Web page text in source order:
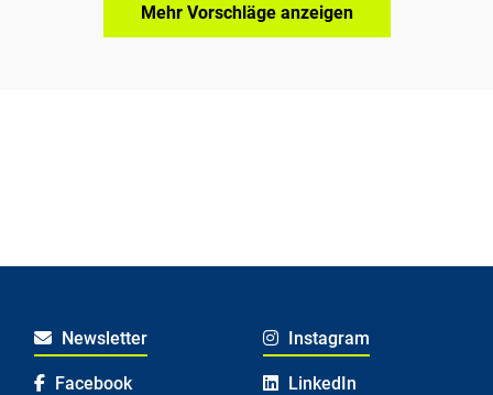
Mehr Vorschläge anzeigen
Newsletter Instagram
Facebook LinkedIn